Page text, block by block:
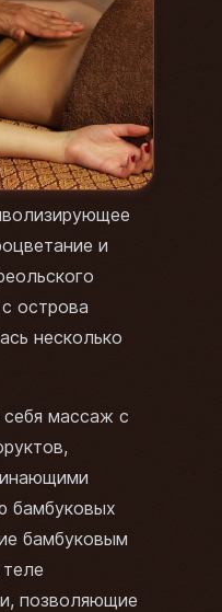
и
острова
несколько
массаж с
бамбуковых
бамбуковым
позволяющие